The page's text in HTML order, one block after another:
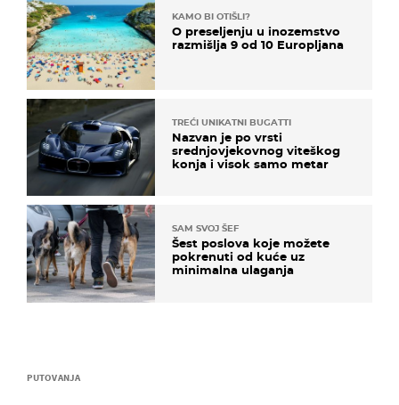
PUTOVANJA
KAMO BI OTIŠLI?
O preseljenju u inozemstvo
razmišlja 9 od 10 Europljana
TREĆI UNIKATNI BUGATTI
Nazvan je po vrsti
srednjovjekovnog viteškog
konja i visok samo metar
SAM SVOJ ŠEF
Šest poslova koje možete
pokrenuti od kuće uz
minimalna ulaganja